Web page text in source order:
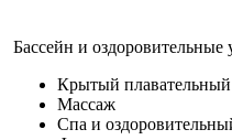
Бассейн и оздоровительные
Крытый плавательный
Массаж
Спа и